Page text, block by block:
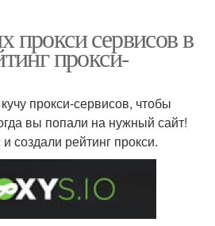
прокси сервисов в
прокси-
прокси-сервисов, чтобы
вы попали на нужный сайт!
создали рейтинг прокси.